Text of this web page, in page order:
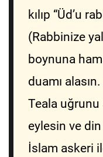
kılıp “Üd’u
(Rabbinize
boynuna
duamı
Teala uğrunu
eylesin ve
İslam askeri